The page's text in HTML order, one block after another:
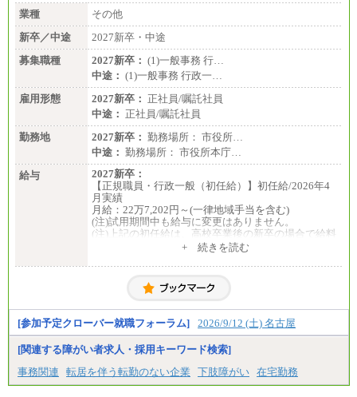
業種
その他
新卒／中途
2027新卒・中途
募集職種
2027新卒： (1)一般事務 行…
中途： (1)一般事務 行政一…
雇用形態
2027新卒： 正社員/嘱託社員
中途： 正社員/嘱託社員
勤務地
2027新卒： 勤務場所： 市役所…
中途： 勤務場所： 市役所本庁…
給与
2027新卒：
【正規職員・行政一般（初任給）】初任給/2026年4
月実績
月給：22万7,202円～(一律地域手当を含む)
(注)試用期間中も給与に変更はありません。
(注)上記の初任給は、高校卒業後の新卒の場合で給料
月額に一律地域手当を加えたものです。
経験年数を加味した金額となります。
【会計年度任用職員】初任給/2026年4月実績
週20時間勤務 月給：11万3,499円
(注)上記の初任給は、給料月額に一律地域手当を加え
たものです。
中途：
【正規職員・行政一般（初任給）】初任給
月給：22万7,202円～(一律地域手当を含む)
(注)試用期間中も給与に変更はありません。
+ 続きを読む
[参加予定クローバー就職フォーラム] 2026/9/12 (土) 名古屋
[関連する障がい者求人・採用キーワード検索]
事務関連
転居を伴う転勤のない企業 下肢障がい 在宅勤務